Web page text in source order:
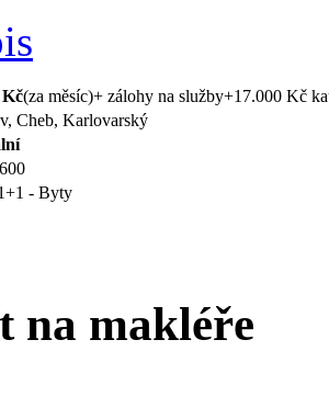
Kč(za měsíc)+ zálohy na služby+17.000 Kč
Cheb, Karlovarský
- Byty
na makléře